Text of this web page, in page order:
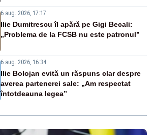
6 aug. 2026, 17:17
Ilie Dumitrescu îl apără pe Gigi Becali:
„Problema de la FCSB nu este patronul”
6 aug. 2026, 16:34
Ilie Bolojan evită un răspuns clar despre
averea partenerei sale: „Am respectat
întotdeauna legea”